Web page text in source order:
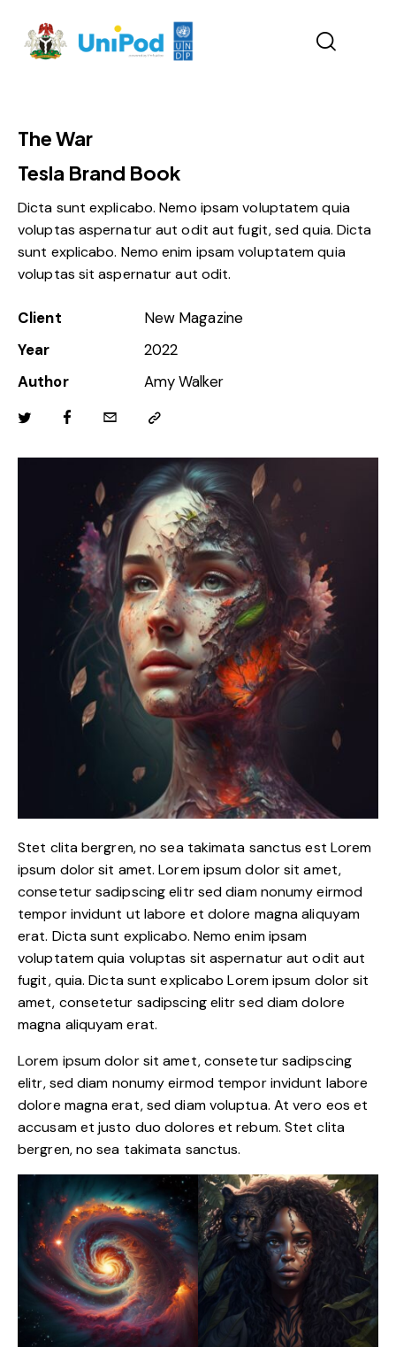
The War
Tesla Brand Book
Dicta sunt explicabo. Nemo ipsam voluptatem quia
voluptas aspernatur aut odit aut fugit, sed quia. Dicta
sunt explicabo. Nemo enim ipsam voluptatem quia
voluptas sit aspernatur aut odit.
Client
New Magazine
Year
2022
Author
Amy Walker
Stet clita bergren, no sea takimata sanctus est Lorem
ipsum dolor sit amet. Lorem ipsum dolor sit amet,
consetetur sadipscing elitr sed diam nonumy eirmod
tempor invidunt ut labore et dolore magna aliquyam
erat. Dicta sunt explicabo. Nemo enim ipsam
voluptatem quia voluptas sit aspernatur aut odit aut
fugit, quia. Dicta sunt explicabo Lorem ipsum dolor sit
amet, consetetur sadipscing elitr sed diam dolore
magna aliquyam erat.
Lorem ipsum dolor sit amet, consetetur sadipscing
elitr, sed diam nonumy eirmod tempor invidunt labore
dolore magna erat, sed diam voluptua. At vero eos et
accusam et justo duo dolores et rebum. Stet clita
bergren, no sea takimata sanctus.